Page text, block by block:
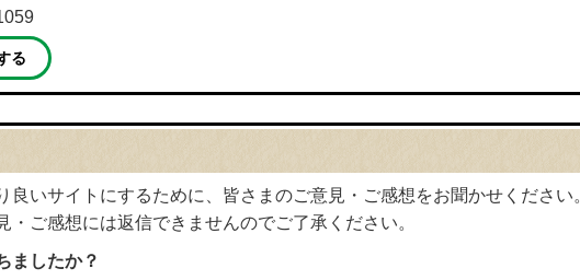
る
良いサイトにするために、皆さまのご意見・ご感想をお聞かせください
・ご感想には返信できませんのでご了承ください。
ましたか？